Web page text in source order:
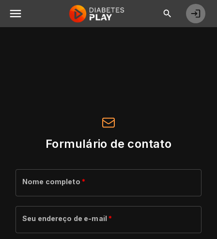
Formulário de contato
Nome completo *
Seu endereço de e-mail *